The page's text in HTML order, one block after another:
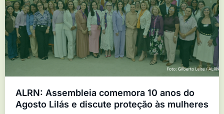
ALRN: Assembleia comemora 10 anos do
Agosto Lilás e discute proteção às mulheres